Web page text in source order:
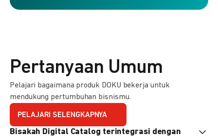
Pertanyaan Umum
Pelajari bagaimana produk DOKU bekerja untuk
mendukung pertumbuhan bisnismu.
PELAJARI SELENGKAPNYA
Bisakah Digital Catalog terintegrasi dengan